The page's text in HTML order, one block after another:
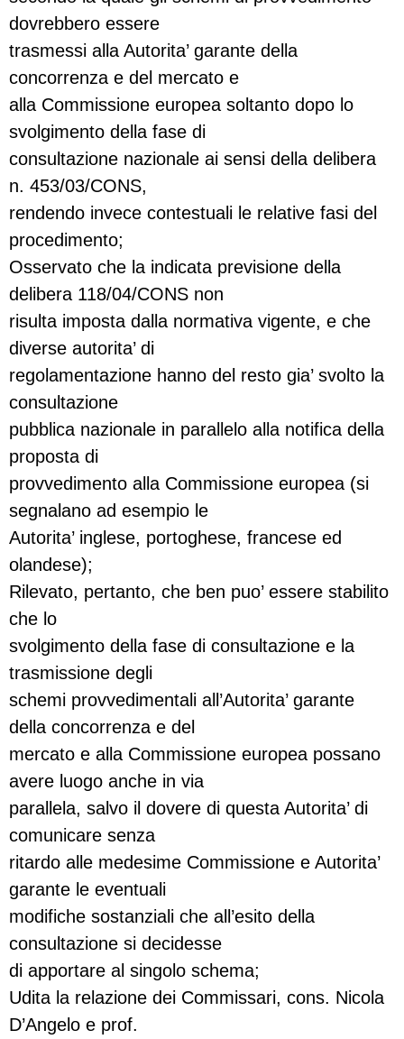
dovrebbero essere
trasmessi alla Autorita’ garante della
concorrenza e del mercato e
alla Commissione europea soltanto dopo lo
svolgimento della fase di
consultazione nazionale ai sensi della delibera
n. 453/03/CONS,
rendendo invece contestuali le relative fasi del
procedimento;
Osservato che la indicata previsione della
delibera 118/04/CONS non
risulta imposta dalla normativa vigente, e che
diverse autorita’ di
regolamentazione hanno del resto gia’ svolto la
consultazione
pubblica nazionale in parallelo alla notifica della
proposta di
provvedimento alla Commissione europea (si
segnalano ad esempio le
Autorita’ inglese, portoghese, francese ed
olandese);
Rilevato, pertanto, che ben puo’ essere stabilito
che lo
svolgimento della fase di consultazione e la
trasmissione degli
schemi provvedimentali all’Autorita’ garante
della concorrenza e del
mercato e alla Commissione europea possano
avere luogo anche in via
parallela, salvo il dovere di questa Autorita’ di
comunicare senza
ritardo alle medesime Commissione e Autorita’
garante le eventuali
modifiche sostanziali che all’esito della
consultazione si decidesse
di apportare al singolo schema;
Udita la relazione dei Commissari, cons. Nicola
D’Angelo e prof.